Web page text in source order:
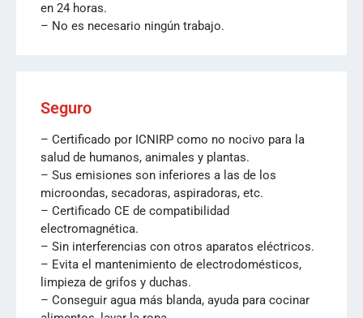
en 24 horas.
– No es necesario ningún trabajo.
Seguro
– Certificado por ICNIRP como no nocivo para la
salud de humanos, animales y plantas.
– Sus emisiones son inferiores a las de los
microondas, secadoras, aspiradoras, etc.
– Certificado CE de compatibilidad
electromagnética.
– Sin interferencias con otros aparatos eléctricos.
– Evita el mantenimiento de electrodomésticos,
limpieza de grifos y duchas.
– Conseguir agua más blanda, ayuda para cocinar